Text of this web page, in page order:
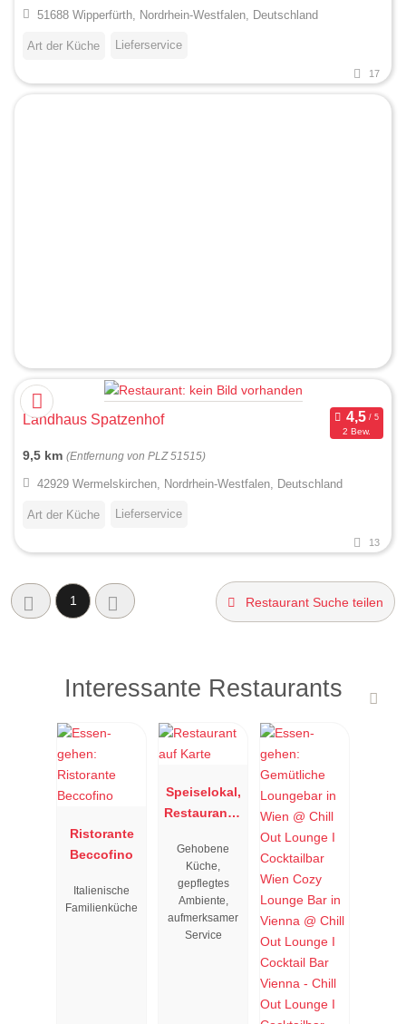
51688 Wipperfürth, Nordrhein-Westfalen, Deutschland
Art der Küche Lieferservice
17
Landhaus Spatzenhof
2 Bew.
9,5 km (Entfernung von PLZ 51515)
42929 Wermelskirchen, Nordrhein-Westfalen, Deutschland
Art der Küche Lieferservice
13
1 Restaurant Suche teilen
Interessante Restaurants
Ristorante
Beccofino
Italienische
Familienküche
Speiselokal,
Restaurant "
"
Gehobene
Küche,
gepflegtes
Ambiente,
aufmerksamer
Service